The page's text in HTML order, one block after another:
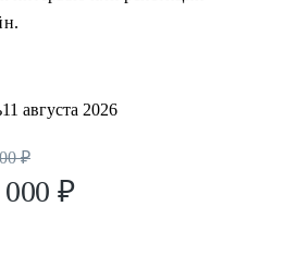
производство
ВЭД;
11 августа 2026
₽
₽